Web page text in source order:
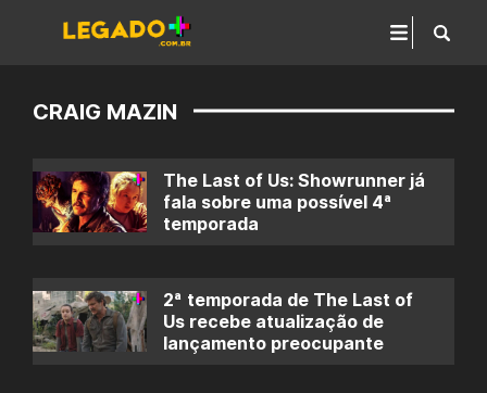
CRAIG MAZIN
The Last of Us: Showrunner já
fala sobre uma possível 4ª
temporada
2ª temporada de The Last of
Us recebe atualização de
lançamento preocupante